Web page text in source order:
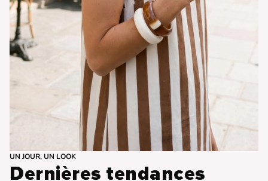
UN JOUR, UN LOOK
Dernières tendances